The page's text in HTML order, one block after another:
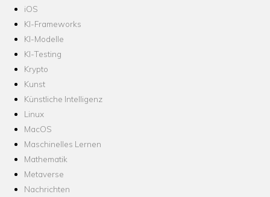
iOS
KI-Frameworks
KI-Modelle
KI-Testing
Krypto
Kunst
Künstliche Intelligenz
Linux
MacOS
Maschinelles Lernen
Mathematik
Metaverse
Nachrichten